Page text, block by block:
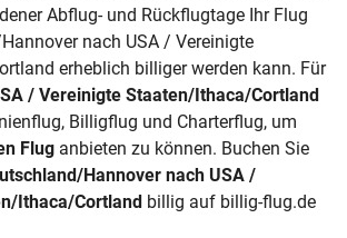
Abflug- und Rückflugtage Ihr Flug
nach USA / Vereinigte
erheblich billiger werden kann. Für
/ Vereinigte Staaten/Ithaca/Cortland
Billigflug und Charterflug, um
Flug anbieten zu können. Buchen Sie
Hannover nach USA /
Ithaca/Cortland billig auf billig-flug.de